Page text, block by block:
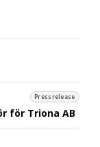
Pressrelease
för Triona AB